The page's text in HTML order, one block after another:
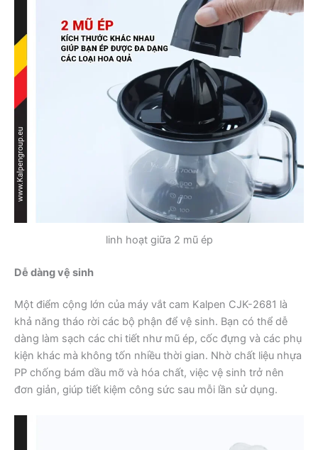
linh hoạt giữa 2 mũ ép
Dễ dàng vệ sinh
Một điểm cộng lớn của máy vắt cam Kalpen CJK-2681 là
khả năng tháo rời các bộ phận để vệ sinh. Bạn có thể dễ
dàng làm sạch các chi tiết như mũ ép, cốc đựng và các phụ
kiện khác mà không tốn nhiều thời gian. Nhờ chất liệu nhựa
PP chống bám dầu mỡ và hóa chất, việc vệ sinh trở nên
đơn giản, giúp tiết kiệm công sức sau mỗi lần sử dụng.